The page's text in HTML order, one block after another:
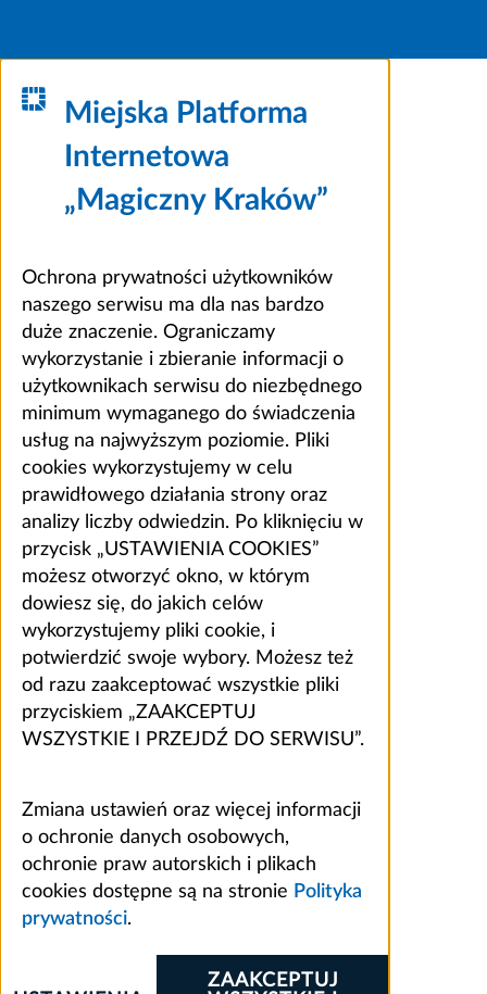
Miejska Platforma
Internetowa
„Magiczny Kraków”
Ochrona prywatności użytkowników
naszego serwisu ma dla nas bardzo
duże znaczenie. Ograniczamy
wykorzystanie i zbieranie informacji o
użytkownikach serwisu do niezbędnego
minimum wymaganego do świadczenia
usług na najwyższym poziomie. Pliki
cookies wykorzystujemy w celu
prawidłowego działania strony oraz
analizy liczby odwiedzin. Po kliknięciu w
przycisk „USTAWIENIA COOKIES”
możesz otworzyć okno, w którym
dowiesz się, do jakich celów
wykorzystujemy pliki cookie, i
potwierdzić swoje wybory. Możesz też
od razu zaakceptować wszystkie pliki
przyciskiem „ZAAKCEPTUJ
WSZYSTKIE I PRZEJDŹ DO SERWISU”.
Zmiana ustawień oraz więcej informacji
o ochronie danych osobowych,
ochronie praw autorskich i plikach
cookies dostępne są na stronie Polityka
prywatności.
ZAAKCEPTUJ